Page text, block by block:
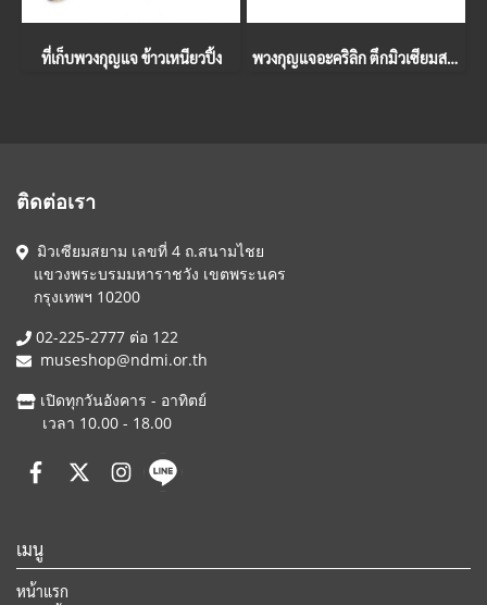
ที่เก็บพวงกุญแจ ข้าวเหนียวปิ้ง พวงกุญแจอะคริลิก ตึกมิวเซียมสยาม
ติดต่อเรา
มิวเซียมสยาม เลขที่ 4 ถ.สนามไชย
แขวงพระบรมมหาราชวัง เขตพระนคร
กรุงเทพฯ 10200
02-225-2777 ต่อ 122
museshop@ndmi.or.th
เปิดทุกวันอังคาร - อาทิตย์
เวลา 10.00 - 18.00
เมนู
หน้าแรก